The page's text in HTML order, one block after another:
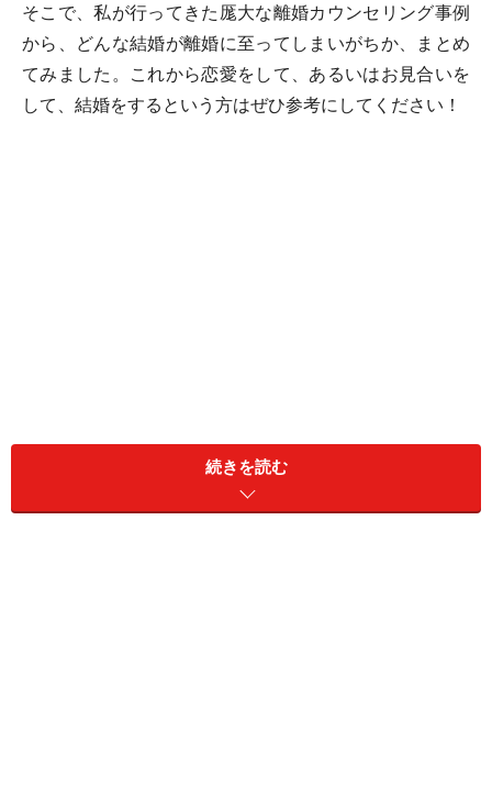
そこで、私が行ってきた厖大な離婚カウンセリング事例
から、どんな結婚が離婚に至ってしまいがちか、まとめ
てみました。これから恋愛をして、あるいはお見合いを
して、結婚をするという方はぜひ参考にしてください！
■こんな結婚をしてはいけない！
続きを読む